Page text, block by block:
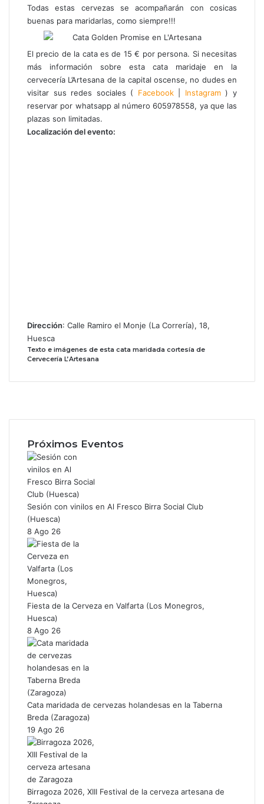
Todas estas cervezas se acompañarán con cosicas
buenas para maridarlas, como siempre!!!
El precio de la cata es de 15 € por persona. Si necesitas
más información sobre esta cata maridaje en la
cervecería L’Artesana de la capital oscense, no dudes en
visitar sus redes sociales ( Facebook| Instagram) y
reservar por whatsapp al número 605978558, ya que las
plazas son limitadas.
Localización del evento:
Dirección: Calle Ramiro el Monje (La Correría), 18,
Huesca
Texto e imágenes de esta cata maridada cortesía de
Cervecería L’Artesana
Próximos Eventos
Sesión con vinilos en Al Fresco Birra Social Club
(Huesca)
8 Ago 26
Fiesta de la Cerveza en Valfarta (Los Monegros,
Huesca)
8 Ago 26
Cata maridada de cervezas holandesas en la Taberna
Breda (Zaragoza)
19 Ago 26
Birragoza 2026, XIII Festival de la cerveza artesana de